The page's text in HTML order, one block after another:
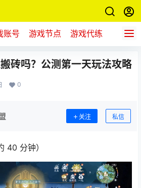
账号 游戏节点 游戏代练 新游推
砖吗？公测第一天玩法攻略
0
关注 私信
40 分钟）